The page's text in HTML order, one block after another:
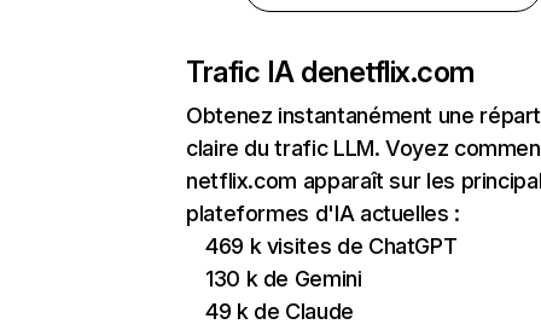
Trafic IA denetflix.com
Obtenez instantanément une
claire du trafic LLM. Voyez
netflix.com apparaît sur les
plateformes d'IA actuelles :
469 k visites de ChatGPT
130 k de Gemini
49 k de Claude